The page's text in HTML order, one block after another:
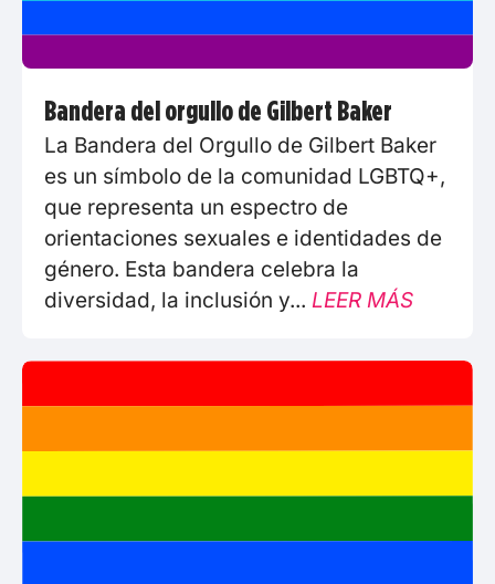
Bandera del orgullo de Gilbert Baker
La Bandera del Orgullo de Gilbert Baker
es un símbolo de la comunidad LGBTQ+,
que representa un espectro de
orientaciones sexuales e identidades de
género. Esta bandera celebra la
diversidad, la inclusión y... LEER MÁS